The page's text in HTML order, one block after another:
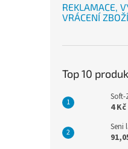
REKLAMACE,
VRÁCENÍ ZBOŽÍ
Top 10
4 Kč
Seni